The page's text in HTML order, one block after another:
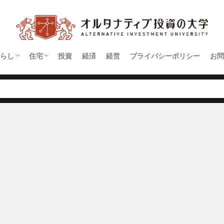
し
約
住宅
アパート
マンション
投資 経済 経営 プライバシーポリシー お